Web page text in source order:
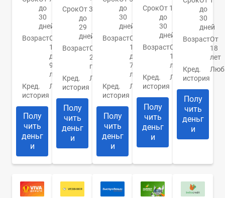
до
30
дней
ВозрастОт
18
до
90
лет
Кред.
история
Любая
Полу
чить
деньг
и
СрокОт 3
до
29
дней
ВозрастОт
21
года
Кред.
история
Любая
Полу
чить
деньг
и
до
30
дней
ВозрастОт
18
до
75
лет
Кред.
история
Любая
Полу
чить
деньг
и
СрокОт 1
до
30
дней
ВозрастОт
18
лет
Кред.
история
Любая
Полу
чить
деньг
и
до
30
дней
ВозрастОт
18
лет
Кред.
история
Полу
чить
деньг
и